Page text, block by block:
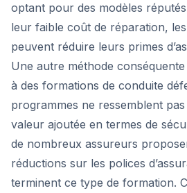
optant pour des modèles
leur faible coût de réparation,
peuvent réduire leurs primes
Une autre méthode
à des formations de conduite
programmes ne ressemblent
valeur ajoutée en termes de
de nombreux assureurs
réductions sur les polices
terminent ce type de formation.